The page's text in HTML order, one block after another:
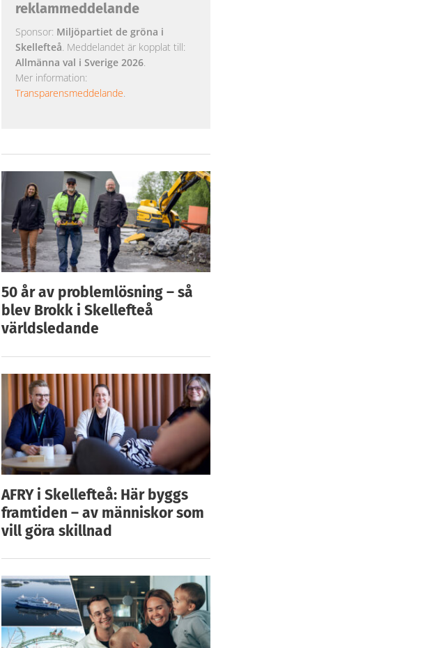
reklammeddelande
Sponsor: Miljöpartiet de gröna i
Skellefteå. Meddelandet är kopplat till:
Allmänna val i Sverige 2026.
Mer information:
Transparensmeddelande.
50 år av problemlösning – så
blev Brokk i Skellefteå
världsledande
AFRY i Skellefteå: Här byggs
framtiden – av människor som
vill göra skillnad